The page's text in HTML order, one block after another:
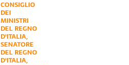
CONSIGLIO
DEI
MINISTRI
DEL REGNO
D'ITALIA,
SENATORE
DEL REGNO
D'ITALIA,